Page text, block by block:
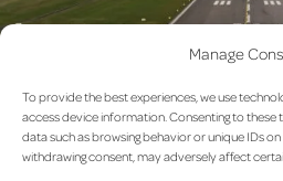
Manage
To provide the best experiences, we use
access device information. Consenting to these
data such as browsing behavior or unique IDs
withdrawing consent, may adversely affect